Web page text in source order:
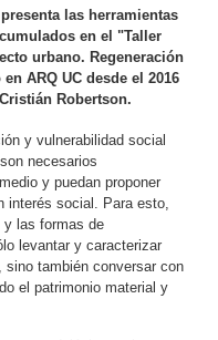
las herramientas
en el "Taller
urbano. Regeneración
ARQ UC desde el 2016
Robertson.
y vulnerabilidad social
necesarios
y puedan proponer
interés social. Para esto,
y las formas de
levantar y caracterizar
sino también conversar con
el patrimonio material y